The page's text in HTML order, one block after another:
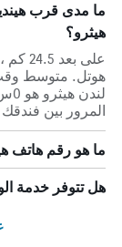
ما مدى قرب
هيثرو؟
على
هوتل. متوسط وقت
المرور بين
ما هو رقم هاتف
هل تتوفر خدمة